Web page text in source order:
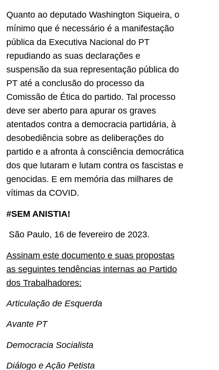
Quanto ao deputado Washington Siqueira, o
mínimo que é necessário é a manifestação
pública da Executiva Nacional do PT
repudiando as suas declarações e
suspensão da sua representação pública do
PT até a conclusão do processo da
Comissão de Ética do partido. Tal processo
deve ser aberto para apurar os graves
atentados contra a democracia partidária, à
desobediência sobre as deliberações do
partido e a afronta à consciência democrática
dos que lutaram e lutam contra os fascistas e
genocidas. E em memória das milhares de
vítimas da COVID.
#SEM ANISTIA!
São Paulo, 16 de fevereiro de 2023.
Assinam este documento e suas propostas
as seguintes tendências internas ao Partido
dos Trabalhadores:
Articulação de Esquerda
Avante PT
Democracia Socialista
Diálogo e Ação Petista